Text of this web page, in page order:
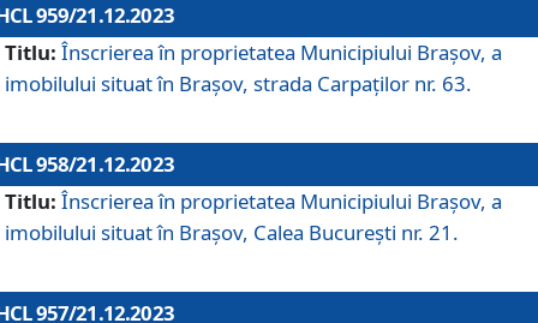
959/21.12.2023
Titlu: Înscrierea în proprietatea Municipiului Brașov, a
imobilului situat în Brașov, strada Carpaților nr. 63.
958/21.12.2023
Titlu: Înscrierea în proprietatea Municipiului Brașov, a
imobilului situat în Brașov, Calea București nr. 21.
957/21.12.2023